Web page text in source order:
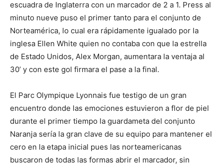
escuadra de Inglaterra con un marcador de 2 a 1. Press al
minuto nueve puso el primer tanto para el conjunto de
Norteamérica, lo cual era rápidamente igualado por la
inglesa Ellen White quien no contaba con que la estrella
de Estado Unidos, Alex Morgan, aumentara la ventaja al
30’ y con este gol firmara el pase a la final.
El Parc Olympique Lyonnais fue testigo de un gran
encuentro donde las emociones estuvieron a flor de piel
durante el primer tiempo la guardameta del conjunto
Naranja sería la gran clave de su equipo para mantener el
cero en la etapa inicial pues las norteamericanas
buscaron de todas las formas abrir el marcador, sin